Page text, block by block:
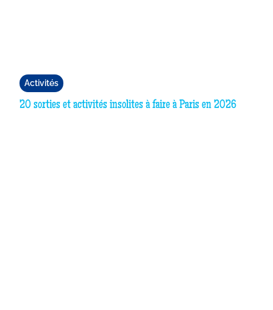
Activités
20 sorties et activités insolites à faire à Paris en 2026